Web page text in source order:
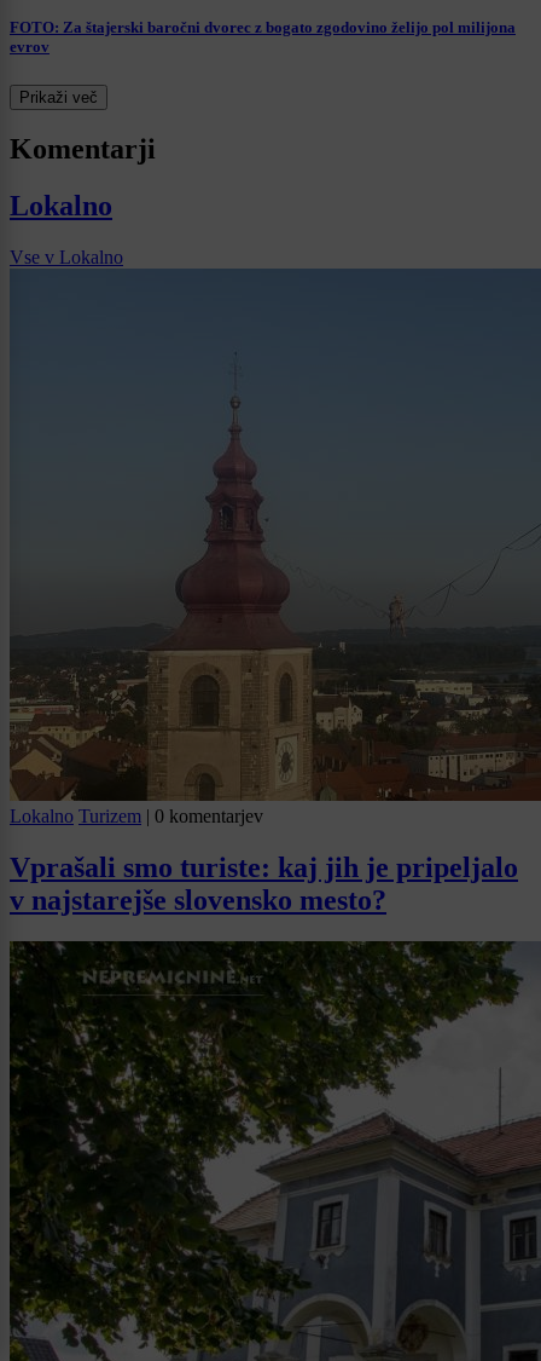
FOTO: Za štajerski baročni dvorec z bogato zgodovino želijo pol milijona
evrov
Prikaži več
Komentarji
Lokalno
Vse v Lokalno
Lokalno Turizem | 0 komentarjev
Vprašali smo turiste: kaj jih je pripeljalo
v najstarejše slovensko mesto?